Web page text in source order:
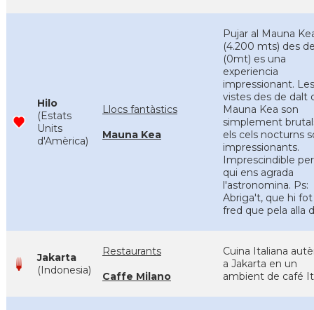
Hilo
(Estats
Units
d'Amèrica)
Llocs fantàstics
Mauna Kea
Pujar al Mauna
(4.200 mts) des
(0mt) es una
experiencia
impressionant. Les
vistes des de dalt
Mauna Kea son
simplement
els cels nocturns
impressionants.
Imprescindible
qui ens agrada
l'astronomina. Ps:
Abriga't, que hi
fred que pela alla
Jakarta
(Indonesia)
Restaurants
Caffe Milano
Cuina Italiana
a Jakarta en un
ambient de café